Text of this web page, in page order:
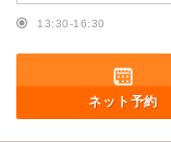
13:30-16:30
ネット予約